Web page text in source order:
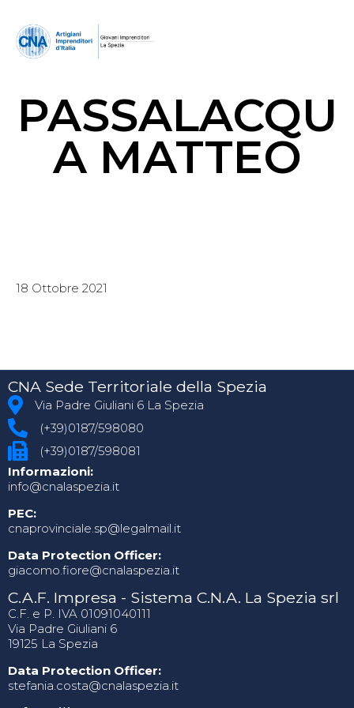
PASSALACQU
A MATTEO
18 Ottobre 2021
CNA Sede Territoriale della Spezia
Via Padre Giuliani 6 La Spezia
(+39)0187/598080
(+39)0187/598081
Informazioni:
info@cnalaspezia.it
PEC:
cnaprovinciale.sp@legalmail.it
Data Protection Officer:
giacomo.fiore@cnalaspezia.it
C.A.F. Impresa - Sistema C.N.A. La Spezia srl
C.F. e P. IVA 01091040111
Via Padre Giuliani 6
19125 La Spezia
Data Protection Officer:
stefania.costa@cnalaspezia.it